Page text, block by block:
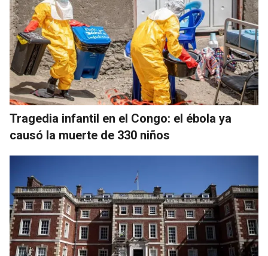
Tragedia infantil en el Congo: el ébola ya
causó la muerte de 330 niños